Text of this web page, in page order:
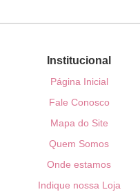
Institucional
Página Inicial
Fale Conosco
Mapa do Site
Quem Somos
Onde estamos
Indique nossa Loja